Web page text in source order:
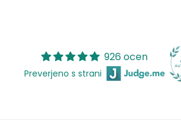
926 ocen
Preverjeno s strani